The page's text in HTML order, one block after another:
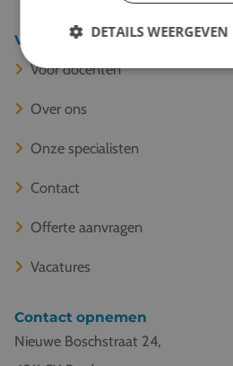
Veel gelezen
Voor docenten
Over ons
Onze specialisten
Contact
Offerte aanvragen
Vacatures
Contact opnemen
Nieuwe Boschstraat 24,
DETAILS WEERGEVEN